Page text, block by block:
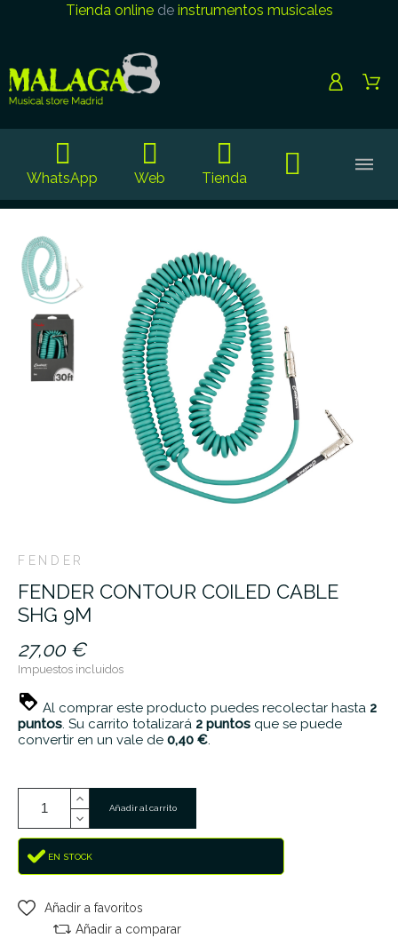
Tienda onlinede instrumentos musicales
WhatsApp Web Tienda
FENDER
FENDER CONTOUR COILED CABLE
SHG 9M
27,00 €
Impuestos incluidos
Al comprar este producto puedes recolectar hasta 2
puntos. Su carrito totalizará 2 puntos que se puede
convertir en un vale de 0,40 €.
Añadir al carrito
EN STOCK
Añadir a favoritos
Añadir a comparar